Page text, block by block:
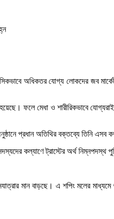
অধিকতর যোগ্য লোকদের জব
ফলে মেধা ও শারীরিকভাবে
প্রধান অতিথির বক্তব্যে তিনি এসব
কল্যাণে ট্রাস্টের অর্থ
মান বাড়ছে। এ শপিং মলের